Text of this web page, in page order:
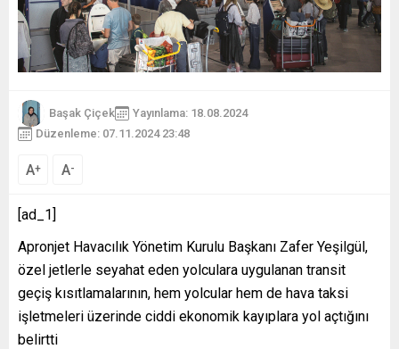
Başak Çiçek
Yayınlama: 18.08.2024
Düzenleme: 07.11.2024 23:48
A+ A-
[ad_1]
Apronjet Havacılık Yönetim Kurulu Başkanı Zafer Yeşilgül,
özel jetlerle seyahat eden yolculara uygulanan transit
geçiş kısıtlamalarının, hem yolcular hem de hava taksi
işletmeleri üzerinde ciddi ekonomik kayıplara yol açtığını
belirtti